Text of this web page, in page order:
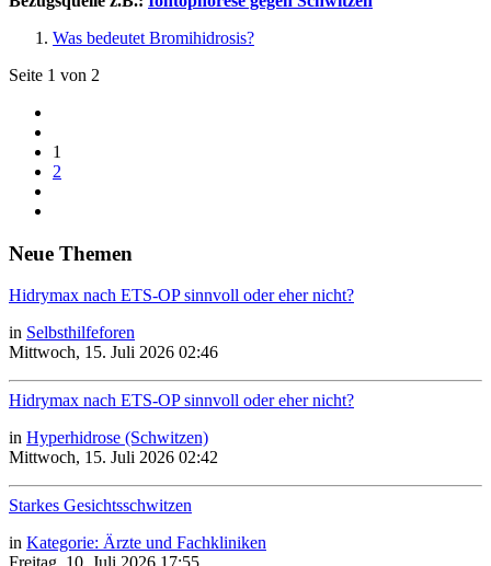
Was bedeutet Bromihidrosis?
Seite 1 von 2
1
2
Neue Themen
Hidrymax nach ETS-OP sinnvoll oder eher nicht?
in Selbsthilfeforen
Mittwoch, 15. Juli 2026 02:46
Hidrymax nach ETS-OP sinnvoll oder eher nicht?
in Hyperhidrose (Schwitzen)
Mittwoch, 15. Juli 2026 02:42
Starkes Gesichtsschwitzen
in Kategorie: Ärzte und Fachkliniken